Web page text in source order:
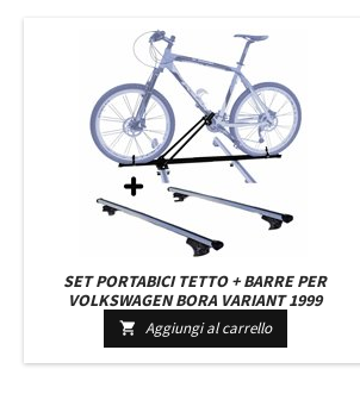
SET PORTABICI TETTO + BARRE PER
VOLKSWAGEN BORA VARIANT 1999
LEGGERO E COMPATTO C/CHIAVE BARRE
110 CM C/SERRATURA + KIT ATTACCHI
 Aggiungi al carrello